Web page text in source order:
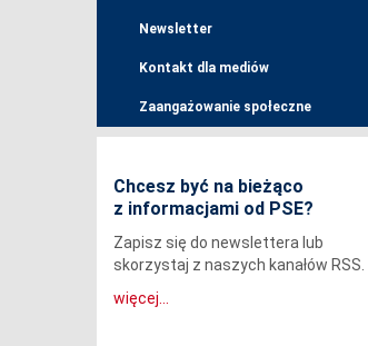
Newsletter
Kontakt dla mediów
Zaangażowanie społeczne
Chcesz być na bieżąco
z informacjami od PSE?
Zapisz się do newslettera lub
skorzystaj z naszych kanałów RSS.
więcej...